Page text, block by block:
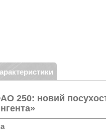
250: новий